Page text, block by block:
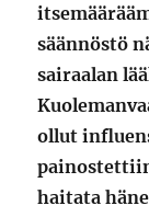
säännöstö
sairaalan
ollut
haitata